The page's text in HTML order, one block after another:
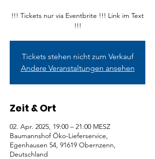
!!! Tickets nur via Eventbrite !!! Link im Text
!!!
Tickets stehen nicht zum Verkauf
Andere Veranstaltungen ansehen
Zeit & Ort
02. Apr. 2025, 19:00 – 21:00 MESZ
Baumannshof Öko-Lieferservice,
Egenhausen 54, 91619 Obernzenn,
Deutschland